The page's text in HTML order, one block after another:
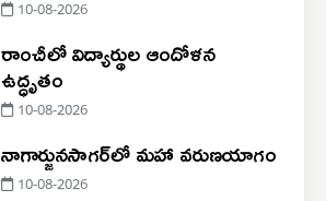
10-08-2026
రాంచీలో విద్యార్థుల ఆందోళన
ఉద్ధృతం
10-08-2026
నాగార్జునసాగర్​లో మహా వరుణయాగం
10-08-2026